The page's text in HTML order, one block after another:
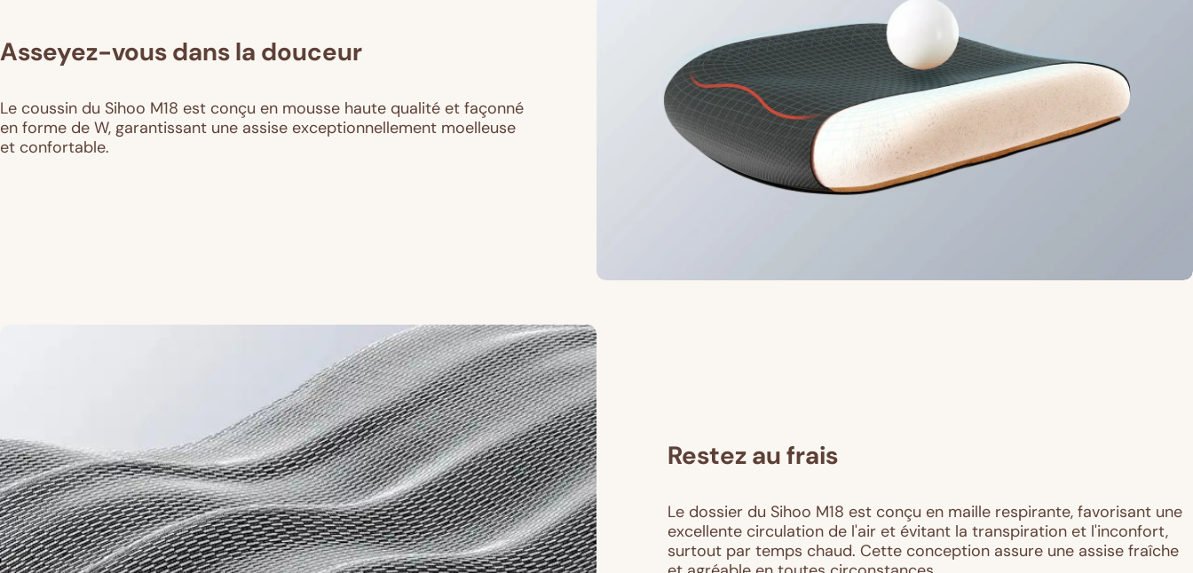
Asseyez-vous dans la douceur
Le coussin du Sihoo M18 est conçu en mousse haute qualité et façonné
en forme de W, garantissant une assise exceptionnellement moelleuse
et confortable.
Restez au frais
Le dossier du Sihoo M18 est conçu en maille respirante, favorisant une
excellente circulation de l'air et évitant la transpiration et l'inconfort,
surtout par temps chaud. Cette conception assure une assise fraîche